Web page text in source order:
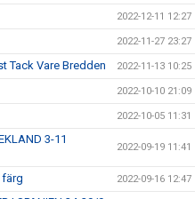
2022-12-11 12:27
2022-11-27 23:27
Tack Vare Bredden 2022-11-13 10:25
2022-10-10 21:09
2022-10-05 11:31
3-11
2022-09-19 11:41
färg 2022-09-16 12:47